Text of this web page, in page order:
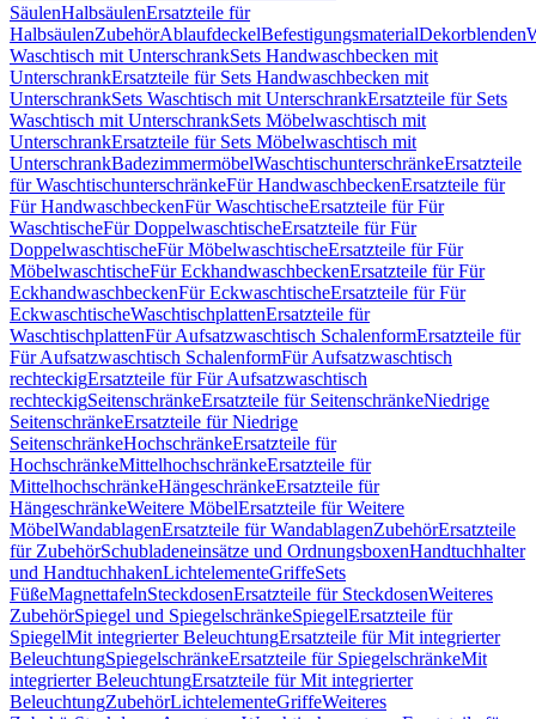
SäulenHalbsäulenErsatzteile für
HalbsäulenZubehörAblaufdeckelBefestigungsmaterialDekorblenden
Waschtisch mit UnterschrankSets Handwaschbecken mit
UnterschrankErsatzteile für Sets Handwaschbecken mit
UnterschrankSets Waschtisch mit UnterschrankErsatzteile für Sets
Waschtisch mit UnterschrankSets Möbelwaschtisch mit
UnterschrankErsatzteile für Sets Möbelwaschtisch mit
UnterschrankBadezimmermöbelWaschtischunterschränkeErsatzteile
für WaschtischunterschränkeFür HandwaschbeckenErsatzteile für
Für HandwaschbeckenFür WaschtischeErsatzteile für Für
WaschtischeFür DoppelwaschtischeErsatzteile für Für
DoppelwaschtischeFür MöbelwaschtischeErsatzteile für Für
MöbelwaschtischeFür EckhandwaschbeckenErsatzteile für Für
EckhandwaschbeckenFür EckwaschtischeErsatzteile für Für
EckwaschtischeWaschtischplattenErsatzteile für
WaschtischplattenFür Aufsatzwaschtisch SchalenformErsatzteile für
Für Aufsatzwaschtisch SchalenformFür Aufsatzwaschtisch
rechteckigErsatzteile für Für Aufsatzwaschtisch
rechteckigSeitenschränkeErsatzteile für SeitenschränkeNiedrige
SeitenschränkeErsatzteile für Niedrige
SeitenschränkeHochschränkeErsatzteile für
HochschränkeMittelhochschränkeErsatzteile für
MittelhochschränkeHängeschränkeErsatzteile für
HängeschränkeWeitere MöbelErsatzteile für Weitere
MöbelWandablagenErsatzteile für WandablagenZubehörErsatzteile
für ZubehörSchubladeneinsätze und OrdnungsboxenHandtuchhalter
und HandtuchhakenLichtelementeGriffeSets
FüßeMagnettafelnSteckdosenErsatzteile für SteckdosenWeiteres
ZubehörSpiegel und SpiegelschränkeSpiegelErsatzteile für
SpiegelMit integrierter BeleuchtungErsatzteile für Mit integrierter
BeleuchtungSpiegelschränkeErsatzteile für SpiegelschränkeMit
integrierter BeleuchtungErsatzteile für Mit integrierter
BeleuchtungZubehörLichtelementeGriffeWeiteres